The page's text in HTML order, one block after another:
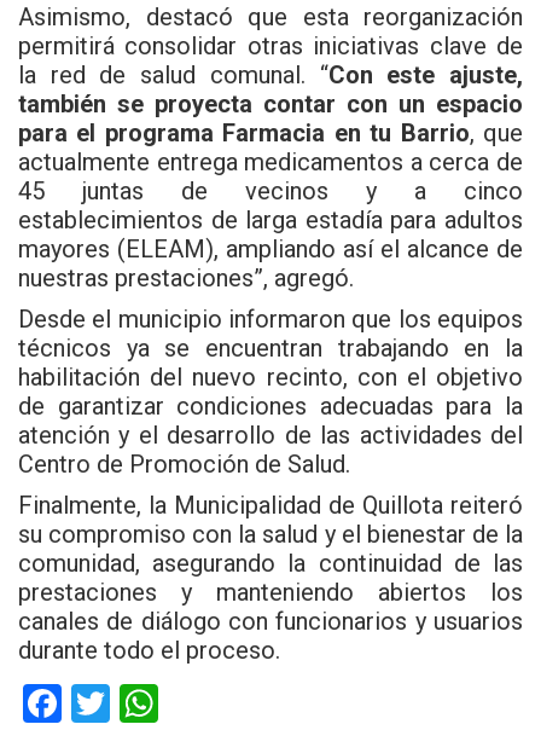
Asimismo, destacó que esta reorganización
permitirá consolidar otras iniciativas clave de
la red de salud comunal. “Con este ajuste,
también se proyecta contar con un espacio
para el programa Farmacia en tu Barrio, que
actualmente entrega medicamentos a cerca de
45 juntas de vecinos y a cinco
establecimientos de larga estadía para adultos
mayores (ELEAM), ampliando así el alcance de
nuestras prestaciones”, agregó.
Desde el municipio informaron que los equipos
técnicos ya se encuentran trabajando en la
habilitación del nuevo recinto, con el objetivo
de garantizar condiciones adecuadas para la
atención y el desarrollo de las actividades del
Centro de Promoción de Salud.
Finalmente, la Municipalidad de Quillota reiteró
su compromiso con la salud y el bienestar de la
comunidad, asegurando la continuidad de las
prestaciones y manteniendo abiertos los
canales de diálogo con funcionarios y usuarios
durante todo el proceso.
F
T